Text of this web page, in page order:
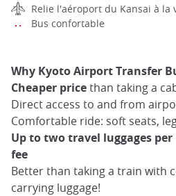
Relie l'aéroport du Kansai à la
Bus confortable
Why Kyoto Airport Transfer
Cheaper pricethan taking a
Direct access to and from
Comfortable ride: soft seats,
Up to two travel luggages
fee
Better than taking a train with
carrying luggage!